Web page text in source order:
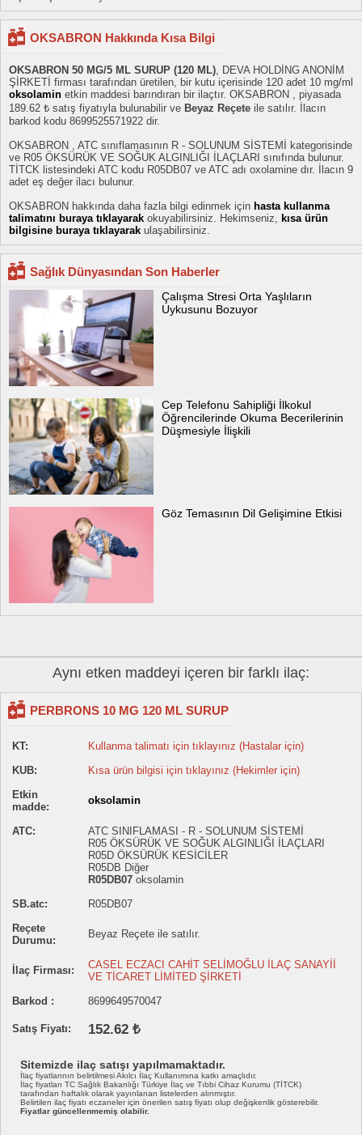
OKSABRON Hakkında Kısa Bilgi
OKSABRON 50 MG/5 ML SURUP (120 ML) , DEVA HOLDİNG ANONİM
ŞİRKETİ firması tarafından üretilen, bir kutu içerisinde 120 adet 10 mg/ml
oksolamin etkin maddesi barındıran bir ilaçtır. OKSABRON , piyasada
189.62 ₺ satış fiyatıyla bulunabilir ve Beyaz Reçete ile satılır. İlacın
barkod kodu 8699525571922 dir.
OKSABRON , ATC sınıflamasının R - SOLUNUM SİSTEMİ kategorisinde
ve R05 ÖKSÜRÜK VE SOĞUK ALGINLIĞI İLAÇLARI sınıfında bulunur.
TİTCK listesindeki ATC kodu R05DB07 ve ATC adı oxolamine dır. İlacın 9
adet eş değer ilacı bulunur.
OKSABRON hakkında daha fazla bilgi edinmek için hasta kullanma
talimatını buraya tıklayarak okuyabilirsiniz. Hekimseniz,
kısa ürün
bilgisine buraya tıklayarak ulaşabilirsiniz.
Sağlık Dünyasından Son Haberler
Çalışma Stresi Orta Yaşlıların
Uykusunu Bozuyor
Cep Telefonu Sahipliği İlkokul
Öğrencilerinde Okuma Becerilerinin
Düşmesiyle İlişkili
Göz Temasının Dil Gelişimine Etkisi
Aynı etken maddeyi içeren bir farklı ilaç:
PERBRONS 10 MG 120 ML SURUP
KT:
Kullanma talimatı için tıklayınız (Hastalar için)
KUB:
Kısa ürün bilgisi için tıklayınız (Hekimler için)
Etkin
madde:
oksolamin
ATC:
ATC SINIFLAMASI - R - SOLUNUM SİSTEMİ
R05 ÖKSÜRÜK VE SOĞUK ALGINLIĞI İLAÇLARI
R05D ÖKSÜRÜK KESİCİLER
R05DB Diğer
R05DB07 oksolamin
SB.atc:
R05DB07
Reçete
Durumu:
Beyaz Reçete ile satılır.
İlaç Firması:
CASEL ECZACI CAHİT SELİMOĞLU İLAÇ SANAYİİ
VE TİCARET LİMİTED ŞİRKETİ
Barkod :
8699649570047
Satış Fiyatı: 152.62 ₺
Sitemizde ilaç satışı yapılmamaktadır.
İlaç fiyatlarının belirtilmesi Akılcı İlaç Kullanımına katkı amaçlıdır.
İlaç fiyatları TC Sağlık Bakanlığı Türkiye İlaç ve Tıbbi Cihaz Kurumu (TİTCK)
tarafından haftalık olarak yayınlanan listelerden alınmıştır.
Belirtilen ilaç fiyatı eczaneler için önerilen satış fiyatı olup değişkenlik gösterebilir.
Fiyatlar güncellenmemiş olabilir.